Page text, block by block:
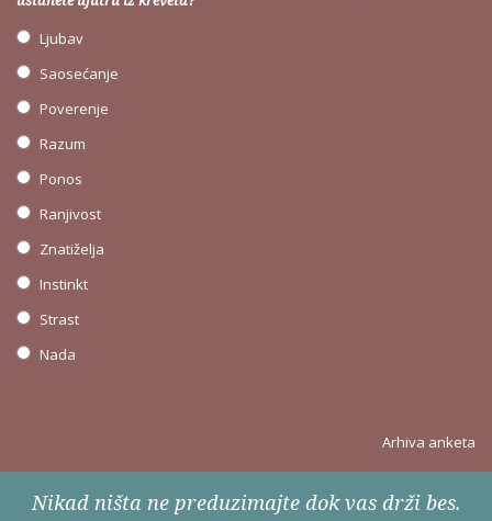
Ljubav
Saosećanje
Poverenje
Razum
Ponos
Ranjivost
Znatiželja
Instinkt
Strast
Nada
Arhiva anketa
Nikad ništa ne preduzimajte dok vas drži bes.